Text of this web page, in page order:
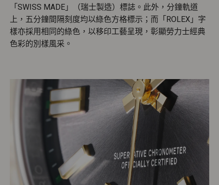
「SWISS MADE」（瑞士製造）標誌。此外，分鐘軌道
上，五分鐘間隔刻度均以綠色方格標示；而「ROLEX」字
樣亦採用相同的綠色，以移印工藝呈現，彰顯勞力士經典
色彩的別樣風采。